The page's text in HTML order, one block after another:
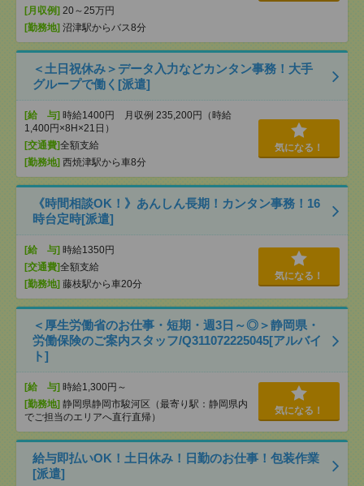
[月収例] 20～25万円
[勤務地] 沼津駅からバス8分
＜土日祝休み＞データ入力などカンタン事務！大手
グループで働く[派遣]
[給 与] 時給1400円 月収例 235,200円（時給
1,400円×8H×21日）
[交通費]全額支給
[勤務地] 西焼津駅から車8分
気になる！
《時間相談OK！》あんしん長期！カンタン事務！16
時台定時[派遣]
[給 与] 時給1350円
[交通費]全額支給
[勤務地] 藤枝駅から車20分
気になる！
＜厚生労働省のお仕事・短期・週3日～◎＞静岡県・
労働保険のご案内スタッフ/Q311072225045[アルバイ
ト]
[給 与] 時給1,300円～
[勤務地] 静岡県静岡市駿河区（最寄り駅：静岡県内
でご担当のエリアへ直行直帰）
気になる！
給与即払いOK！土日休み！日勤のお仕事！包装作業
[派遣]